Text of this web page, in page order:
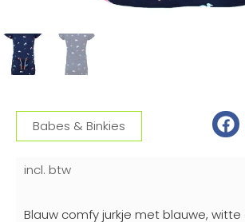
Babes & Binkies
incl. btw
Blauw comfy jurkje met blauwe, witte